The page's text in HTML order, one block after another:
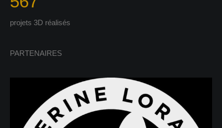
projets 3D réalisés
PARTENAIRES